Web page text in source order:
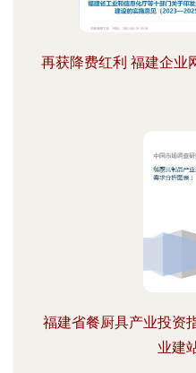
再获降费红利 福建企业
福建省餐厨具产业投资
业建